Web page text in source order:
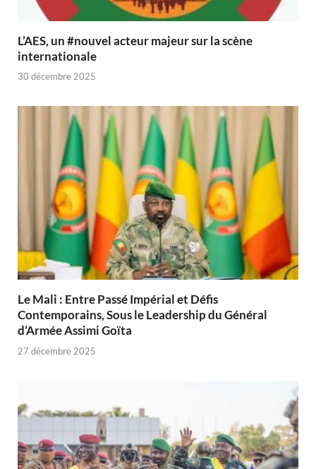
L’AES, un #nouvel acteur majeur sur la scène
internationale
30 décembre 2025
Le Mali : Entre Passé Impérial et Défis
Contemporains, Sous le Leadership du Général
d’Armée Assimi Goïta
27 décembre 2025